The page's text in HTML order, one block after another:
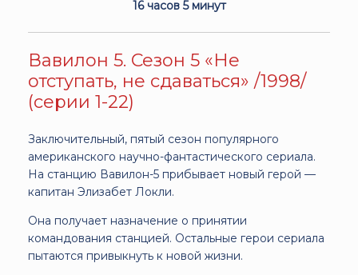
16 часов 5 минут
Вавилон 5. Сезон 5 «Не
отступать, не сдаваться» /1998/
(серии 1-22)
Заключительный, пятый сезон популярного
американского научно-фантастического сериала.
На станцию Вавилон-5 прибывает новый герой —
капитан Элизабет Локли.
Она получает назначение о принятии
командования станцией. Остальные герои сериала
пытаются привыкнуть к новой жизни.